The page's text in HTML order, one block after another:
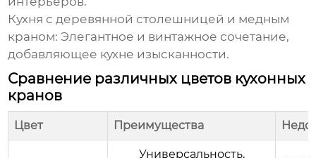
Кухня с деревянной столешницей и медным
краном: Элегантное и винтажное сочетание,
добавляющее кухне изысканности.
Сравнение различных цветов кухонных
кранов
Цвет Преимущества
Универсальность,